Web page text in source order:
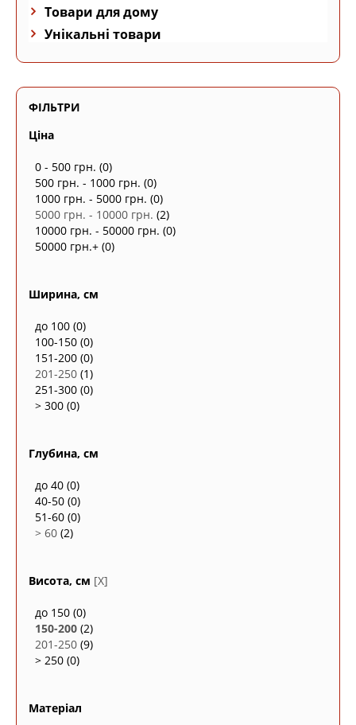
Товари для дому
Унікальні товари
ФІЛЬТРИ
Ціна
0 - 500 грн. (0)
500 грн. - 1000 грн. (0)
1000 грн. - 5000 грн. (0)
5000 грн. - 10000 грн. (2)
10000 грн. - 50000 грн. (0)
50000 грн.+ (0)
Ширина, см
до 100 (0)
100-150 (0)
151-200 (0)
201-250 (1)
251-300 (0)
> 300 (0)
Глубина, см
до 40 (0)
40-50 (0)
51-60 (0)
> 60 (2)
Висота, см [X]
до 150 (0)
150-200 (2)
201-250 (9)
> 250 (0)
Матеріал